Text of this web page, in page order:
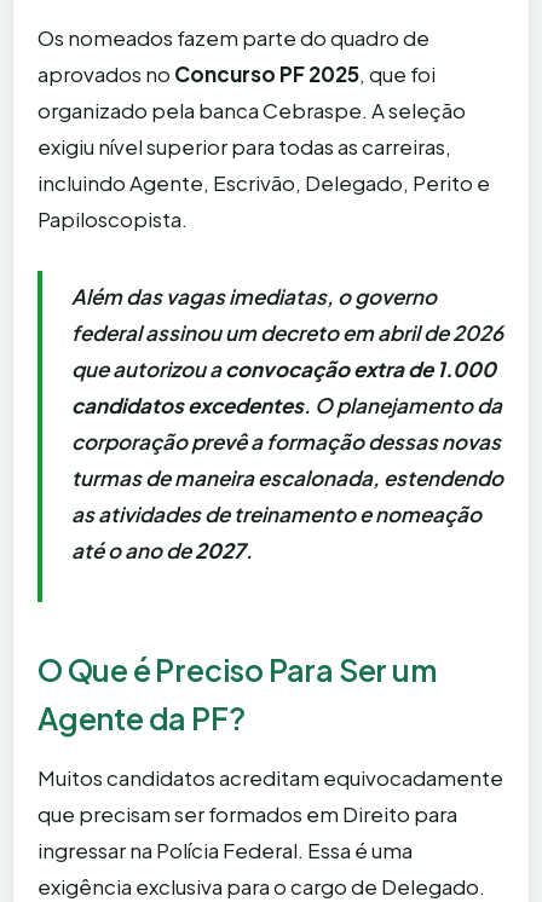
Os nomeados fazem parte do quadro de
aprovados no Concurso PF 2025, que foi
organizado pela banca Cebraspe. A seleção
exigiu nível superior para todas as carreiras,
incluindo Agente, Escrivão, Delegado, Perito e
Papiloscopista.
Além das vagas imediatas, o governo
federal assinou um decreto em abril de 2026
que autorizou aconvocação extra de 1.000
candidatos excedentes. O planejamento da
corporação prevê a formação dessas novas
turmas de maneira escalonada, estendendo
as atividades de treinamento e nomeação
até o ano de2027.
O Que é Preciso Para Ser um
Agente da PF?
Muitos candidatos acreditam equivocadamente
que precisam ser formados em Direito para
ingressar na Polícia Federal. Essa é uma
exigência exclusiva para o cargo de Delegado.